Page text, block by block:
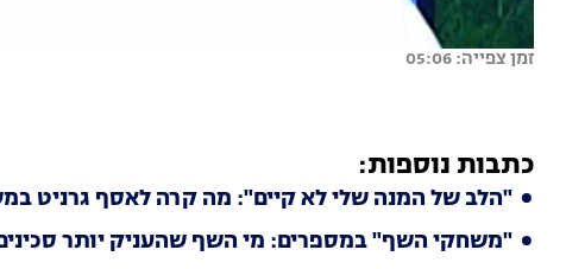
זמן צפייה: 05:06
כתבות נוספות:
"הלב של המנה שלי לא קיים": מה קרה לאסף גרניט
"משחקי השף" במספרים: מי השף שהעניק יותר סכינים